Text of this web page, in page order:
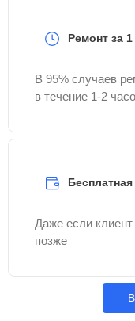
Ремонт за
В 95% случаев
в течение 1-2
Даже если
позже